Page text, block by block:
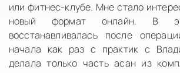
или фитнес-клубе. Мне стало
новый формат онлайн. В
восстанавливалась после
начала как раз с практик с
делала только часть асан из